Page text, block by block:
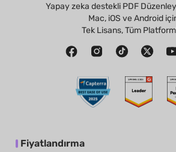
Yapay zeka destekli PDF
Mac, iOS ve Android
Tek Lisans, Tüm
Fiyatlandırma